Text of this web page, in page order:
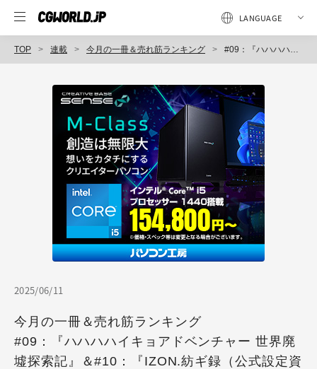
TOP 連載 今月の一冊＆売れ筋ランキング #09：『ハハハハイキョアドベンチャー 世界廃墟探索記』＆#10：『IZON.紡ギ録（公式設定資料集）』
2025/06/11
今月の一冊＆売れ筋ランキング
#09：『ハハハハイキョアドベンチャー 世界廃
墟探索記』＆#10：『IZON.紡ギ録（公式設定資